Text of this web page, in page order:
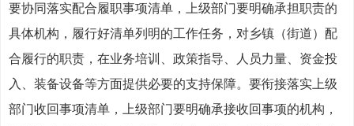
要协同落实配合履职事项清单，上级部门要明确承担职责的
具体机构，履行好清单列明的工作任务，对乡镇（街道）配
合履行的职责，在业务培训、政策指导、人员力量、资金投
入、装备设备等方面提供必要的支持保障。要衔接落实上级
部门收回事项清单，上级部门要明确承接收回事项的机构，